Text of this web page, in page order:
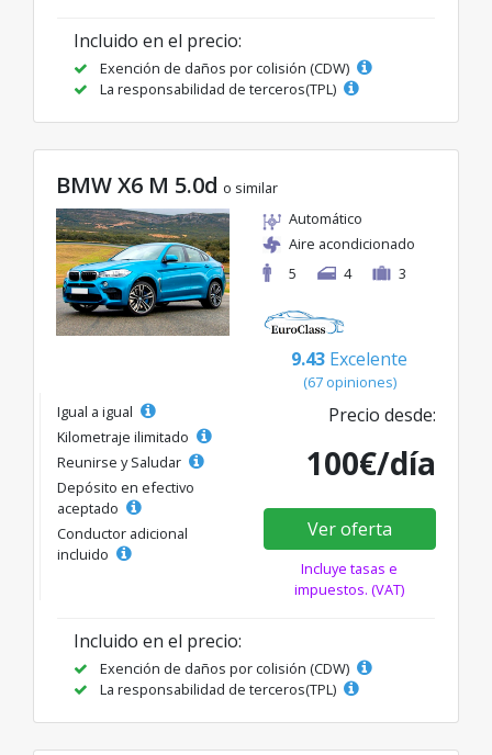
Incluido en el precio:
Exención de daños por colisión (CDW)
La responsabilidad de terceros(TPL)
BMW X6 M 5.0d o similar
Automático
Aire acondicionado
5
4 3
9.43 Excelente
(67 opiniones)
Igual a igual
Kilometraje ilimitado
Reunirse y Saludar
Depósito en efectivo
aceptado
Conductor adicional
incluido
Precio desde:
100€/día
Ver oferta
Incluye tasas e
impuestos. (VAT)
Incluido en el precio:
Exención de daños por colisión (CDW)
La responsabilidad de terceros(TPL)